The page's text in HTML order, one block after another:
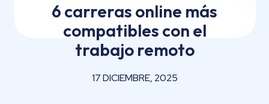
6 carreras online más
compatibles con el
trabajo remoto
17 DICIEMBRE, 2025